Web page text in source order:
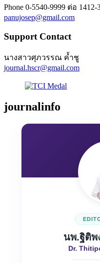
Phone 0-5540-9999 ต่อ 1412-
panujosep@gmail.com
Support Contact
นางสาวศุภวรรณ ค้ำชู
journal.hscr@gmail.com
journalinfo
นพ.ฐิติพ
Dr.